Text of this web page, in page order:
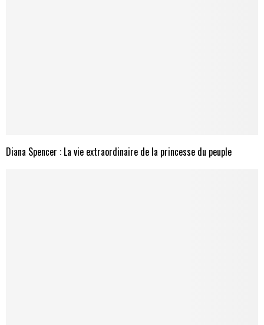
Diana Spencer : La vie extraordinaire de la princesse du peuple